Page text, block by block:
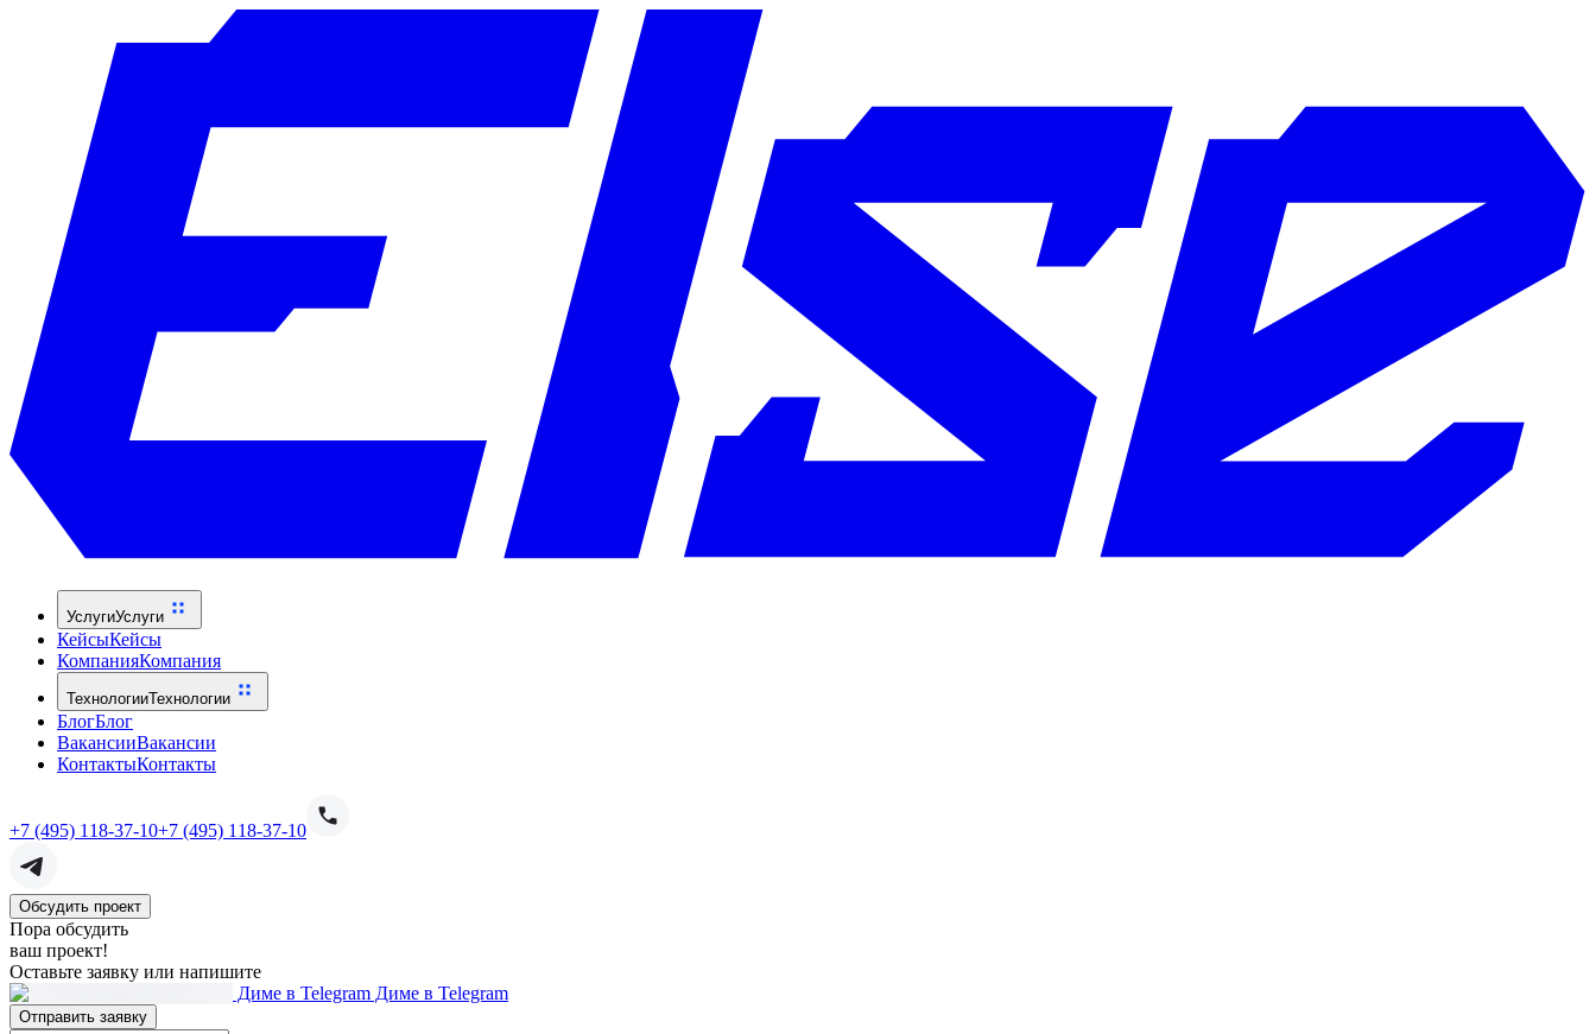
УслугиУслуги
КейсыКейсы
КомпанияКомпания
ТехнологииТехнологии
БлогБлог
ВакансииВакансии
КонтактыКонтакты
+7 (495) 118-37-10+7 (495) 118-37-10
Обсудить проект
Пора обсудить
ваш проект!
Оставьте заявку или напишите
Диме в Telegram Диме в Telegram
Отправить заявку